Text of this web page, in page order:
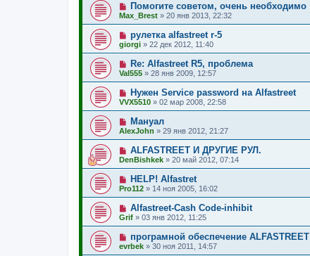
Помогите советом, очень необходимо
Max_Brest » 20 янв 2013, 22:32
рулетка alfastreet r-5
giorgi » 22 дек 2012, 11:40
Re: Alfastreet R5, проблема
Val555 » 28 янв 2009, 12:57
Нужен Service password на Alfastreet
VVX5510 » 02 мар 2008, 22:58
Мануал
AlexJohn » 29 янв 2012, 21:27
ALFASTREET И ДРУГИЕ РУЛ.
DenBishkek » 20 май 2012, 07:14
HELP! Alfastret
Pro112 » 14 ноя 2005, 16:02
Alfastreet-Cash Code-inhibit
Grif » 03 янв 2012, 11:25
програмной обеспечение ALFASTREET
evrbek » 30 ноя 2011, 14:57